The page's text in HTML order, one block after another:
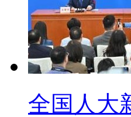
全国人大